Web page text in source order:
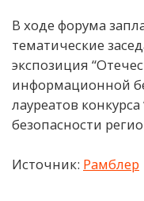
В ходе форума
тематические
экспозиция
информационной
лауреатов
безопасности
Источник: Рамблер